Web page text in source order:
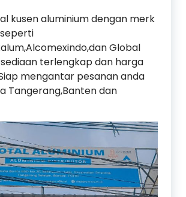
kusen aluminium dengan merk
Global
terlengkap dan harga
mengantar pesanan anda
Tangerang,Banten dan